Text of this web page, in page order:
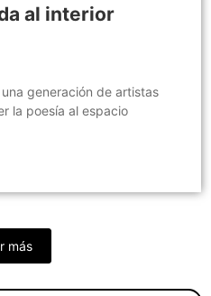
al interior
generación de artistas
la poesía al espacio
más